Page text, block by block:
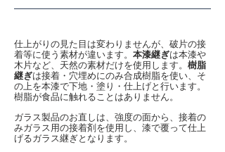
仕上がりの見た目は変わりませんが、破片の接
着等に使う素材が違います。 本漆継ぎは本漆や
木片など、天然の素材だけを使用します。 樹脂
継ぎは接着・穴埋めにのみ合成樹脂を使い、そ
の上を本漆で下地・塗り・仕上げと行います。
樹脂が食品に触れることはありません。
ガラス製品のお直しは、強度の面から、接着の
みガラス用の接着剤を使用し、漆で覆って仕上
げるガラス継ぎとなります。